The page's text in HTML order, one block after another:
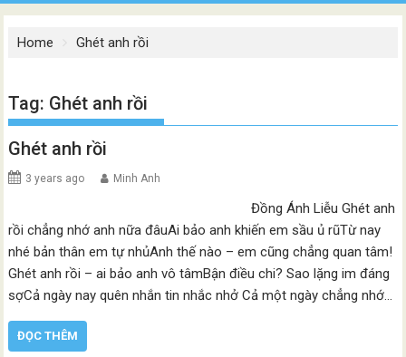
Home Ghét anh rồi
Tag: Ghét anh rồi
Ghét anh rồi
3 years ago Minh Anh
Đồng Ánh Liễu Ghét anh
rồi chẳng nhớ anh nữa đâuAi bảo anh khiến em sầu ủ rũTừ nay
nhé bản thân em tự nhủAnh thế nào – em cũng chẳng quan tâm!
Ghét anh rồi – ai bảo anh vô tâmBận điều chi? Sao lặng im đáng
sợCả ngày nay quên nhắn tin nhắc nhở Cả một ngày chẳng nhớ…
ĐỌC THÊM